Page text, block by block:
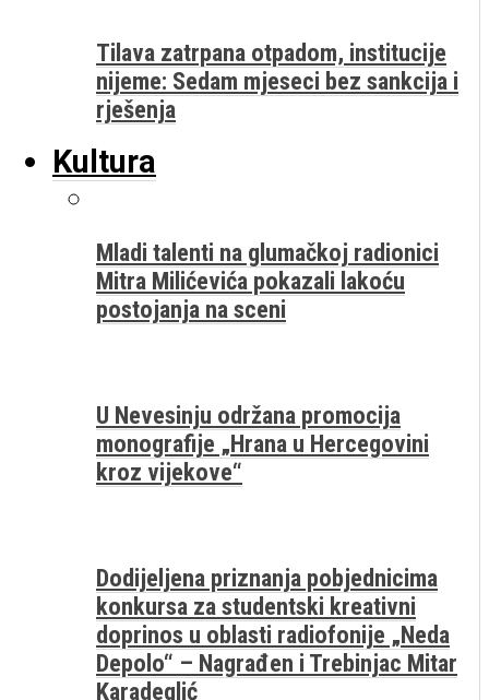
Tilava zatrpana otpadom, institucije
nijeme: Sedam mjeseci bez sankcija i
rješenja
Kultura
Mladi talenti na glumačkoj radionici
Mitra Milićevića pokazali lakoću
postojanja na sceni
U Nevesinju održana promocija
monografije „Hrana u Hercegovini
kroz vijekove“
Dodijeljena priznanja pobjednicima
konkursa za studentski kreativni
doprinos u oblasti radiofonije „Neda
Depolo“ – Nagrađen i Trebinjac Mitar
Karadeglić